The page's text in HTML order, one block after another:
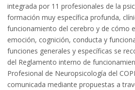
integrada por 11 profesionales de la
formación muy específica profunda,
funcionamiento del cerebro y de cómo
emoción, cognición, conducta y
funciones generales y específicas se
del Reglamento interno de
Profesional de Neuropsicología del
comunicada mediante propuestas a